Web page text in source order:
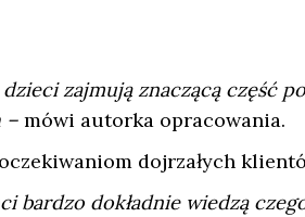
zajmują znaczącą część
–mówi autorka opracowania.
dojrzałych
bardzo dokładnie wiedzą